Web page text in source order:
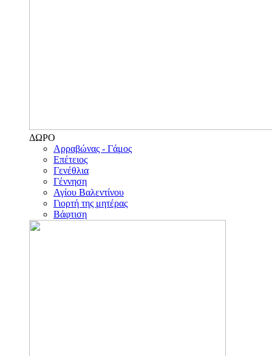
ΔΩΡΟ
Αρραβώνας - Γάμος
Επέτειος
Γενέθλια
Γέννηση
Αγίου Βαλεντίνου
Γιορτή της μητέρας
Βάφτιση